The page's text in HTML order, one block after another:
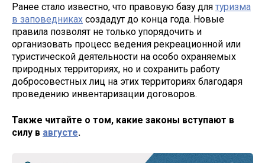
Ранее стало известно, что правовую базу для туризма
в заповедниках создадут до конца года. Новые
правила позволят не только упорядочить и
организовать процесс ведения рекреационной или
туристической деятельности на особо охраняемых
природных территориях, но и сохранить работу
добросовестных лиц на этих территориях благодаря
проведению инвентаризации договоров.
Также читайте о том, какие законы вступают в
силу в августе.